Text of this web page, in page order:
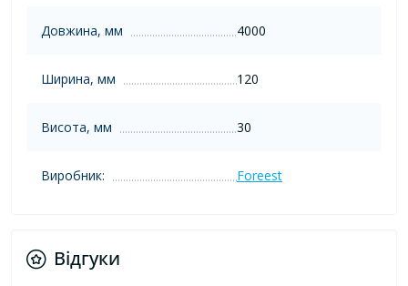
Довжина, мм 4000
Ширина, мм 120
Висота, мм 30
Виробник: Foreest
Відгуки